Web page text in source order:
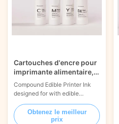
Cartouches d'encre pour
imprimante alimentaire,
images comestibles,
sans danger pour les
aliments, 100 ml, ODM
Compound Edible Printer Ink
designed for with edible
printing machines providing
bright vivid colors and food
safe certification 100ml
Obtenez le meilleur
prix